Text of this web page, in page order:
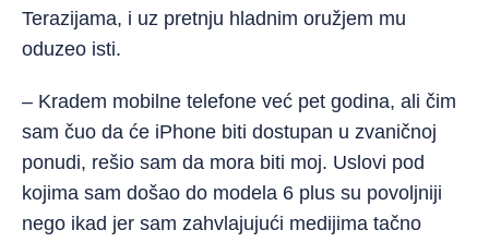
Terazijama, i uz pretnju hladnim oružjem mu
oduzeo isti.
– Kradem mobilne telefone već pet godina, ali čim
sam čuo da će iPhone biti dostupan u zvaničnoj
ponudi, rešio sam da mora biti moj. Uslovi pod
kojima sam došao do modela 6 plus su povoljniji
nego ikad jer sam zahvlajujući medijima tačno